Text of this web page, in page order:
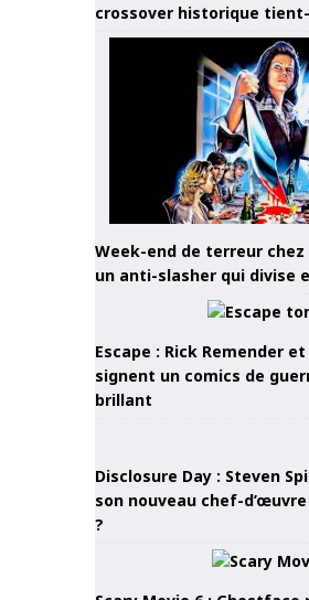
crossover historique
Week-end de terreur
un anti-slasher qui divise
Escape : Rick Remender
signent un comics de
brillant
Disclosure Day : Steven
son nouveau chef-
?